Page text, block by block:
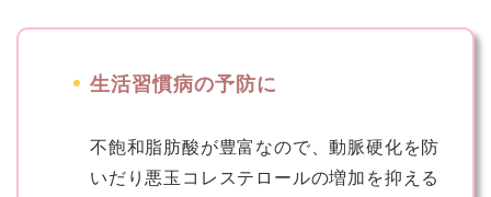
生活習慣病の予防に
不飽和脂肪酸が豊富なので、動脈硬化を防
いだり悪玉コレステロールの増加を抑える